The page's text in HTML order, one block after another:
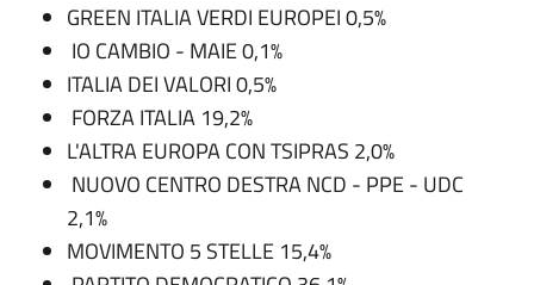
GREEN ITALIA VERDI EUROPEI 0,5%
IO CAMBIO - MAIE 0,1%
ITALIA DEI VALORI 0,5%
FORZA ITALIA 19,2%
L'ALTRA EUROPA CON TSIPRAS 2,0%
NUOVO CENTRO DESTRA NCD - PPE - UDC
2,1%
MOVIMENTO 5 STELLE 15,4%